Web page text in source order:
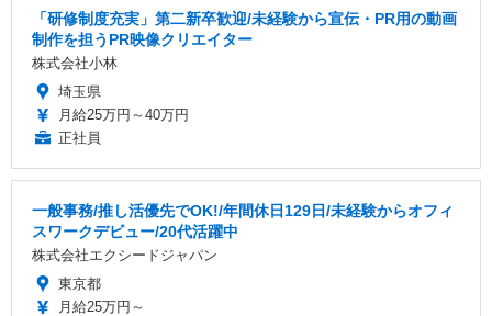
「研修制度充実」第二新卒歓迎/未経験から宣伝・PR用の動画
制作を担うPR映像クリエイター
株式会社小林
埼玉県
月給25万円～40万円
正社員
一般事務/推し活優先でOK!/年間休日129日/未経験からオフィ
スワークデビュー/20代活躍中
株式会社エクシードジャパン
東京都
月給25万円～